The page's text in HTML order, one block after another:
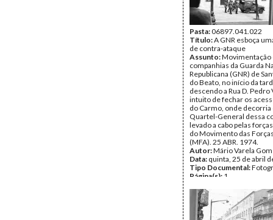
Pasta:06897.041.022
Título:A GNR esboça
de contra-ataque
Assunto:Movimentação
companhias da Guarda
Republicana (GNR) de
do Beato, no início da
descendo a Rua D. Pedro
intuito de fechar os
do Carmo, onde decorria
Quartel-General dessa
levado a cabo pelas
do Movimento das
(MFA). 25 ABR. 1974.
Autor:Mário Varela
Data: quinta, 25 de abril
Tipo Documental:
Página(s): 1